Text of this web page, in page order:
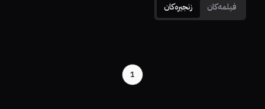
فیلمەکان زنجیرەکان
1